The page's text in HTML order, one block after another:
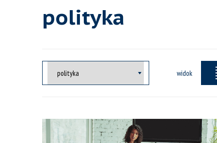
polityka
widok